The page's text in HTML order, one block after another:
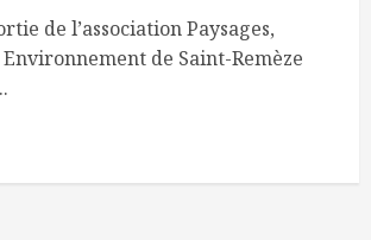
de l’association Paysages,
de Saint-Remèze